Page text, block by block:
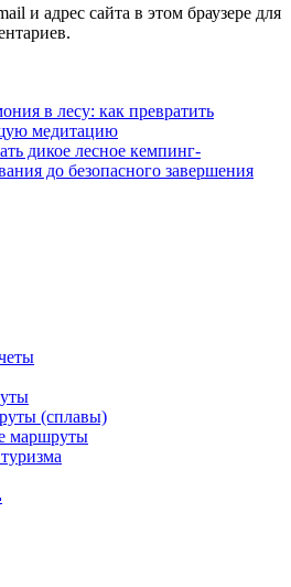
и адрес сайта в этом браузере для
в лесу: как превратить
медитацию
дикое лесное кемпинг-
до безопасного завершения
(сплавы)
маршруты